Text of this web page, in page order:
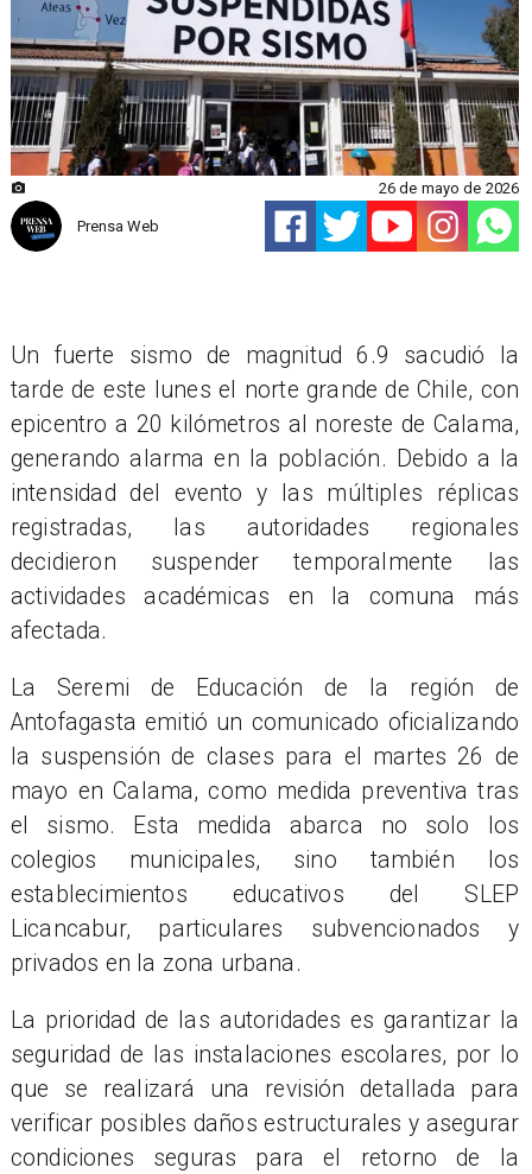
Prensa Web
26 de mayo de 2026
Un fuerte sismo de magnitud 6.9 sacudió la
tarde de este lunes el norte grande de Chile, con
epicentro a 20 kilómetros al noreste de Calama,
generando alarma en la población. Debido a la
intensidad del evento y las múltiples réplicas
registradas, las autoridades regionales
decidieron suspender temporalmente las
actividades académicas en la comuna más
afectada.
La Seremi de Educación de la región de
Antofagasta emitió un comunicado oficializando
la suspensión de clases para el martes 26 de
mayo en Calama, como medida preventiva tras
el sismo. Esta medida abarca no solo los
colegios municipales, sino también los
establecimientos educativos del SLEP
Licancabur, particulares subvencionados y
privados en la zona urbana.
La prioridad de las autoridades es garantizar la
seguridad de las instalaciones escolares, por lo
que se realizará una revisión detallada para
verificar posibles daños estructurales y asegurar
condiciones seguras para el retorno de la